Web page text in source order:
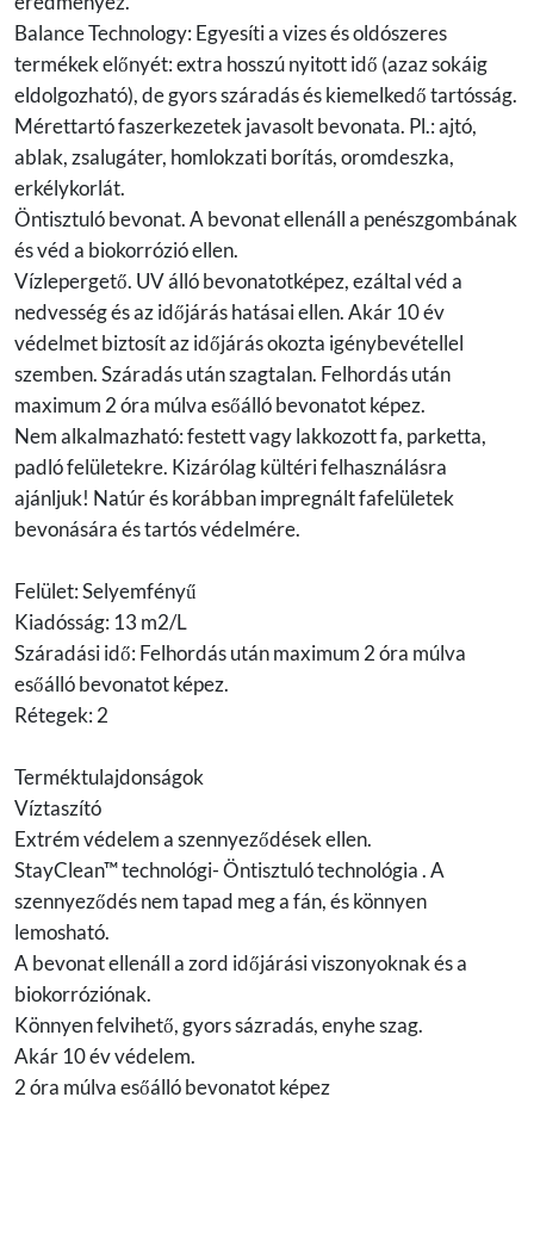
Balance Technology: Egyesíti a vizes és oldószeres
termékek előnyét: extra hosszú nyitott idő (azaz sokáig
eldolgozható), de gyors száradás és kiemelkedő tartósság.
Mérettartó faszerkezetek javasolt bevonata. Pl.: ajtó,
ablak, zsalugáter, homlokzati borítás, oromdeszka,
erkélykorlát.
Öntisztuló bevonat. A bevonat ellenáll a penészgombának
és véd a biokorrózió ellen.
Vízlepergető. UV álló bevonatotképez, ezáltal véd a
nedvesség és az időjárás hatásai ellen. Akár 10 év
védelmet biztosít az időjárás okozta igénybevétellel
szemben. Száradás után szagtalan. Felhordás után
maximum 2 óra múlva esőálló bevonatot képez.
Nem alkalmazható: festett vagy lakkozott fa, parketta,
padló felületekre. Kizárólag kültéri felhasználásra
ajánljuk! Natúr és korábban impregnált fafelületek
bevonására és tartós védelmére.
Felület: Selyemfényű
Kiadósság: 13 m2/L
Száradási idő: Felhordás után maximum 2 óra múlva
esőálló bevonatot képez.
Rétegek: 2
Terméktulajdonságok
Víztaszító
Extrém védelem a szennyeződések ellen.
StayClean™ technológi- Öntisztuló technológia . A
szennyeződés nem tapad meg a fán, és könnyen
lemosható.
A bevonat ellenáll a zord időjárási viszonyoknak és a
biokorróziónak.
Könnyen felvihető, gyors sázradás, enyhe szag.
Akár 10 év védelem.
2 óra múlva esőálló bevonatot képez